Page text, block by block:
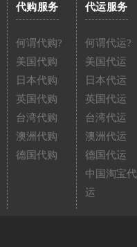
代购服务
何谓代购?
美国代购
日本代购
英国代购
台湾代购
澳洲代购
德国代购
代运服务
何谓代运?
美国代运
日本代运
英国代运
台湾代运
澳洲代运
德国代运
中国淘宝代
运